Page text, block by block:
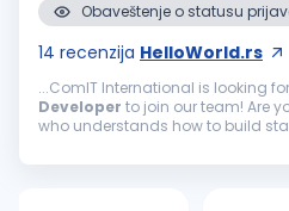
Obaveštenje o statusu
14 recenzija HelloWorld.rs
...ComIT International is looking
Developer to join our team! Are
who understands how to build
Android